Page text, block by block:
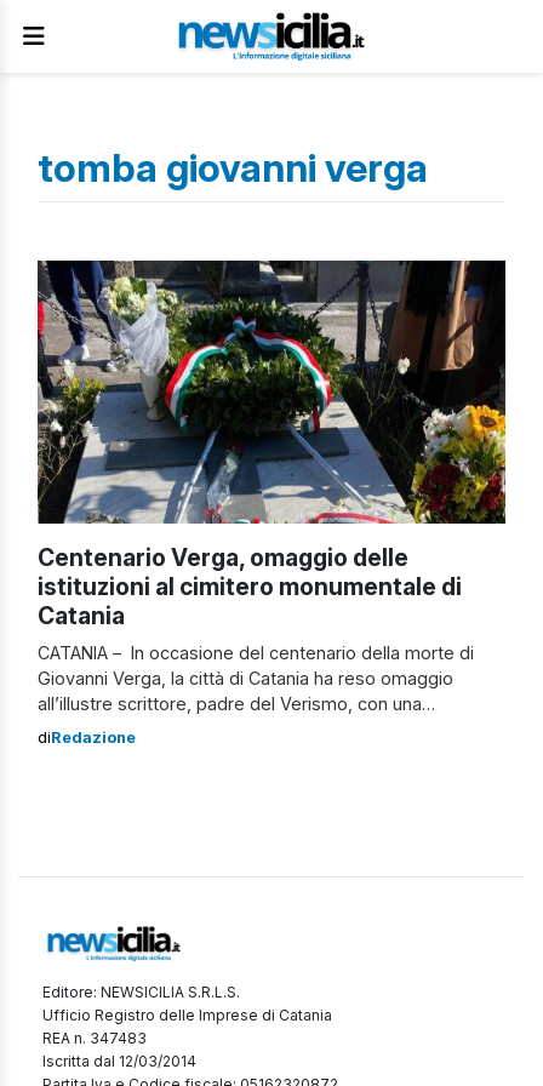
tomba giovanni verga
Centenario Verga, omaggio delle
istituzioni al cimitero monumentale di
Catania
CATANIA – In occasione del centenario della morte di
Giovanni Verga, la città di Catania ha reso omaggio
all’illustre scrittore, padre del Verismo, con una
cerimonia in Cattedrale, alla quale hanno partecipato gli
diRedazione
Editore: NEWSICILIA S.R.L.S.
Ufficio Registro delle Imprese di Catania
REA n. 347483
Iscritta dal 12/03/2014